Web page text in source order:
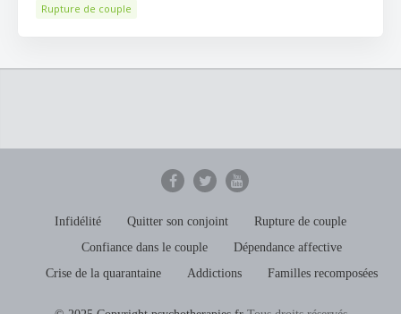
Rupture de couple
Infidélité Quitter son conjoint
Rupture de couple
Confiance dans le couple
Dépendance affective
Crise de la quarantaine
Addictions Familles recomposées